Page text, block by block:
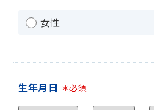
女性
生年月日 ＊必須